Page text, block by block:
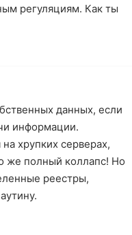
регуляциям. Как ты
данных, если
информации.
хрупких серверах,
же полный коллапс! Но
реестры,